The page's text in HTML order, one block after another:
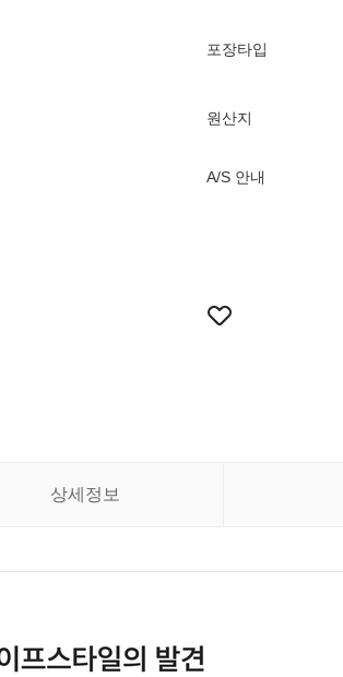
포장타입
원산지
A/S 안내
상세정보